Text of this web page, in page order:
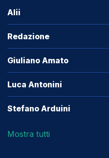
Alii
Redazione
Giuliano Amato
Luca Antonini
Stefano Arduini
Mostra tutti